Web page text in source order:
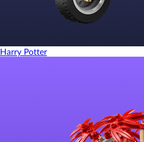
Harry Potter